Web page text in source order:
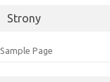
Strony
Sample Page